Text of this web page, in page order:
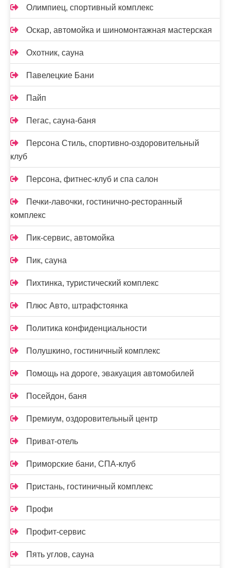
Олимпиец, спортивный комплекс
Оскар, автомойка и шиномонтажная мастерская
Охотник, сауна
Павелецкие Бани
Пайп
Пегас, сауна-баня
Персона Стиль, спортивно-оздоровительный
клуб
Персона, фитнес-клуб и спа салон
Печки-лавочки, гостинично-ресторанный
комплекс
Пик-сервис, автомойка
Пик, сауна
Пихтинка, туристический комплекс
Плюс Авто, штрафстоянка
Политика конфиденциальности
Полушкино, гостиничный комплекс
Помощь на дороге, эвакуация автомобилей
Посейдон, баня
Премиум, оздоровительный центр
Приват-отель
Приморские бани, СПА-клуб
Пристань, гостиничный комплекс
Профи
Профит-сервис
Пять углов, сауна